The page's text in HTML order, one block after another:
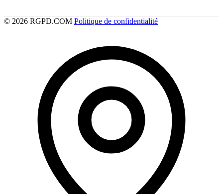
© 2026 RGPD.COM Politique de confidentialité